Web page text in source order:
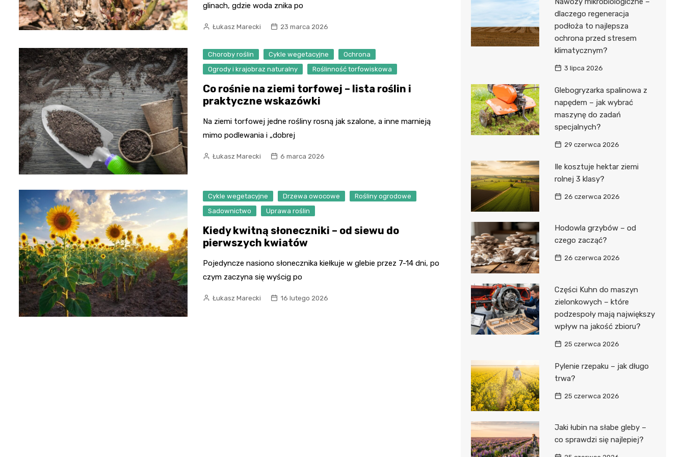
glinach, gdzie woda znika po
Łukasz Marecki 23 marca 2026
Choroby roślin Cykle wegetacyjne
Ochrona
Ogrody i krajobraz naturalny
Roślinność torfowiskowa
Co rośnie na ziemi torfowej – lista roślin i
praktyczne wskazówki
Na ziemi torfowej jedne rośliny rosną jak szalone, a inne marnieją
mimo podlewania i „dobrej
Łukasz Marecki 6 marca 2026
Cykle wegetacyjne Drzewa owocowe
Rośliny ogrodowe
Sadownictwo
Uprawa roślin
Kiedy kwitną słoneczniki – od siewu do
pierwszych kwiatów
Pojedyncze nasiono słonecznika kiełkuje w glebie przez 7-14 dni, po
czym zaczyna się wyścig po
Łukasz Marecki 16 lutego 2026
dlaczego regeneracja
podłoża to najlepsza
ochrona przed stresem
klimatycznym?
3 lipca 2026
Glebogryzarka spalinowa z
napędem – jak wybrać
maszynę do zadań
specjalnych?
29 czerwca 2026
Ile kosztuje hektar ziemi
rolnej 3 klasy?
26 czerwca 2026
Hodowla grzybów – od
czego zacząć?
26 czerwca 2026
Części Kuhn do maszyn
zielonkowych – które
podzespoły mają największy
wpływ na jakość zbioru?
25 czerwca 2026
Pylenie rzepaku – jak długo
trwa?
25 czerwca 2026
Jaki łubin na słabe gleby –
co sprawdzi się najlepiej?